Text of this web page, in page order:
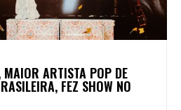
ARTISTA POP DE
FEZ SHOW NO